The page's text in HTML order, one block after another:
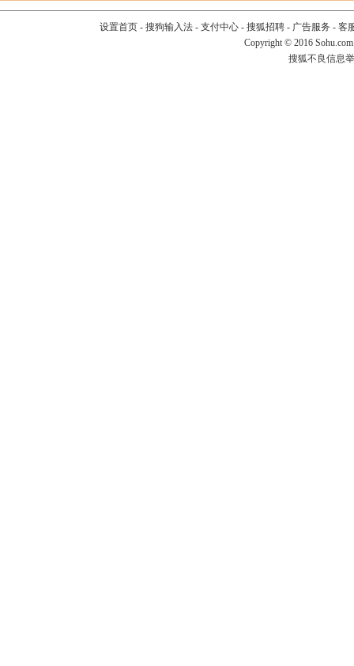
设置首页- 搜狗输入法- 支付中心- 搜狐招聘- 广告服务 - 客
Copyright © 2016
搜狐不良信息